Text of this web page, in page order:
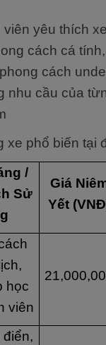
yêu thích
cách cá
cách
nhu cầu của
xe phổ biến tại
/
Sử
Giá
Yết
học
viên
điển,